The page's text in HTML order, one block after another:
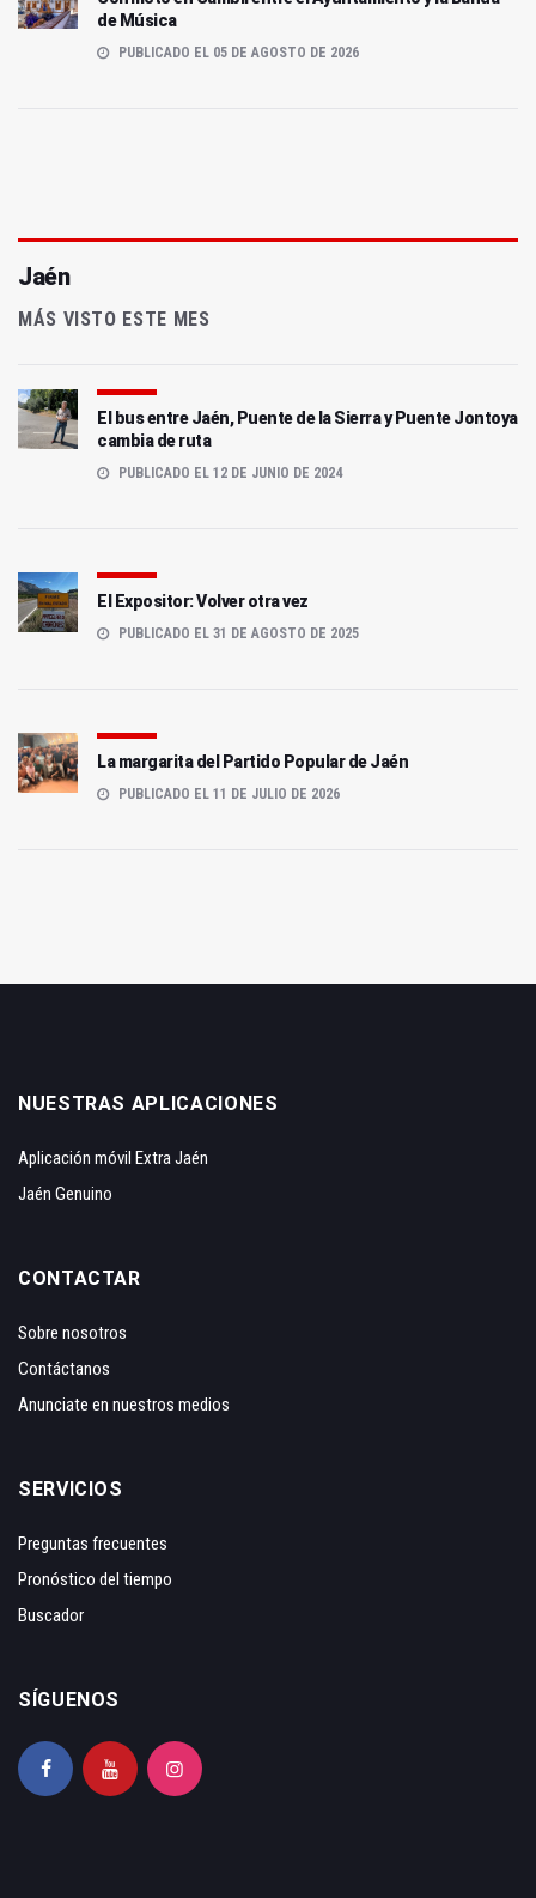
de Música
PUBLICADO EL 05 DE AGOSTO DE 2026
Jaén
MÁS VISTO ESTE MES
El bus entre Jaén, Puente de la Sierra y Puente Jontoya
cambia de ruta
PUBLICADO EL 12 DE JUNIO DE 2024
El Expositor: Volver otra vez
PUBLICADO EL 31 DE AGOSTO DE 2025
La margarita del Partido Popular de Jaén
PUBLICADO EL 11 DE JULIO DE 2026
NUESTRAS APLICACIONES
Aplicación móvil Extra Jaén
Jaén Genuino
CONTACTAR
Sobre nosotros
Contáctanos
Anunciate en nuestros medios
SERVICIOS
Preguntas frecuentes
Pronóstico del tiempo
Buscador
SÍGUENOS